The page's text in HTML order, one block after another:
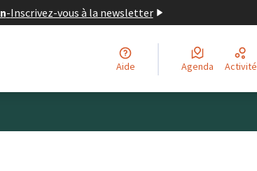
-Inscrivez-vous à la newsletter
Aide Agenda Activité